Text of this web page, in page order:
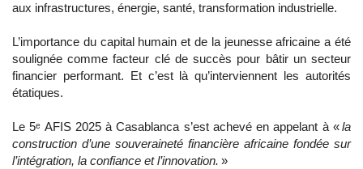
aux infrastructures, énergie, santé, transformation industrielle.
L’importance du capital humain et de la jeunesse africaine a été
soulignée comme facteur clé de succès pour bâtir un secteur
financier performant. Et c’est là qu’interviennent les autorités
étatiques.
Le 5ᵉ AFIS 2025 à Casablanca s’est achevé en appelant à «la
construction d’une souveraineté financière africaine fondée sur
l’intégration, la confiance et l’innovation. »